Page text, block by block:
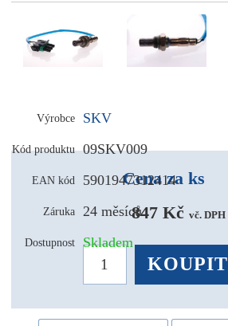
Výrobce SKV
Kód produktu 09SKV009
EAN kód 5901947312414
Záruka 24 měsíců
Dostupnost Skladem
Cena za ks
847 Kč vč. DPH
KOUPIT